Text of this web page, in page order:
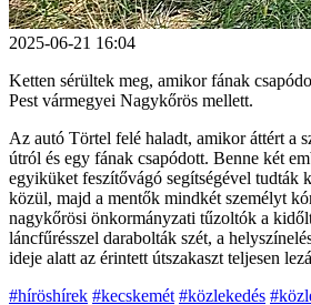
2025-06-21 16:04
Ketten sérültek meg, amikor fának
Pest vármegyei Nagykőrös mellett.
Az autó Törtel felé haladt, amikor áttért a
útról és egy fának csapódott. Benne két
egyiküket feszítővágó segítségével tudták
közül, majd a mentők mindkét személyt
nagykőrösi önkormányzati tűzoltók a
láncfűrésszel darabolták szét, a
ideje alatt az érintett útszakaszt teljesen
#híröshírek #kecskemét #közlekedés